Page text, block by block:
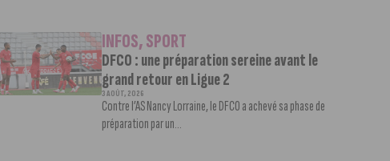
INFOS,SPORT
DFCO : une préparation sereine avant le
grand retour en Ligue 2
3 AOÛT, 2026
Contre l’AS Nancy Lorraine, le DFCO a achevé sa phase de
préparation par un...